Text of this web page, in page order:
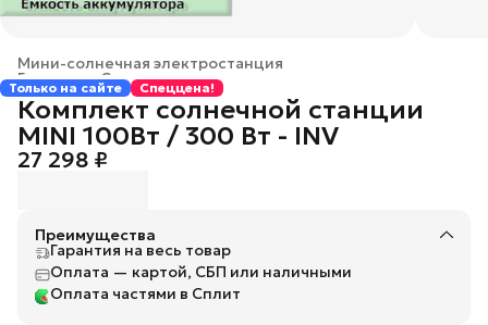
Мини-солнечная электростанция
Солнечные электростанции
Главная ›
Только на сайте Спеццена!
Комплект солнечной станции
MINI 100Вт / 300 Вт - INV
27 298 ₽
Преимущества
Гарантия на весь товар
Оплата — картой, СБП или наличными
Оплата частями в Сплит